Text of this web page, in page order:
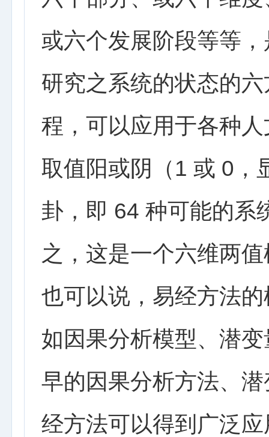
或六个发展阶段等等
研究之系统的状态的
程，可以应用于各种
取值阳或阴（1 或 0，
卦，即 64 种可能的系
之，这是一个六维两
也可以说，易经方法
如因果分析模型、潜
早的因果分析方法、
经方法可以得到广泛